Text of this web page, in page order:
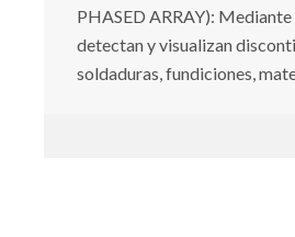
PHASED ARRAY): Mediante
detectan y visualizan
soldaduras, fundiciones,